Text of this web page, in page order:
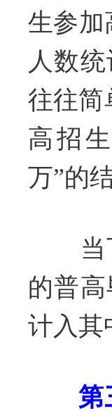
生参加
人数
往往简
高招
万”的
当下
的普
计入其
第